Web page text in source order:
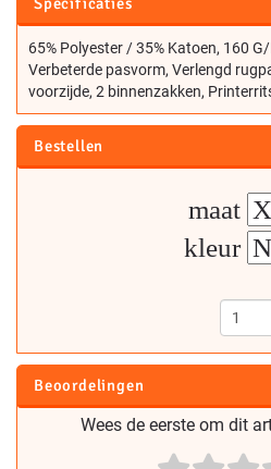
65% Polyester / 35% Katoen, 160
Verbeterde pasvorm, Verlengd
voorzijde, 2 binnenzakken,
Bestellen
maat
kleur
Beoordelingen
Wees de eerste om dit